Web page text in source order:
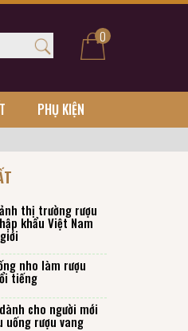
0
PHỤ KIỆN
thị trường rượu
khẩu Việt Nam
nho làm rượu
tiếng
cho người mới
uống rượu vang